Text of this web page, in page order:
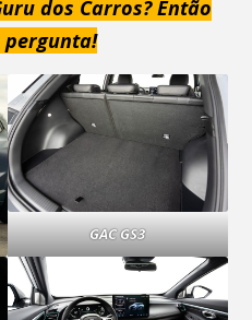
dos Carros? Então
pergunta!
GAC GS3